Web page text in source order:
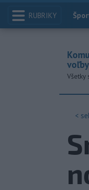
RUBRIKY
Všetky
<